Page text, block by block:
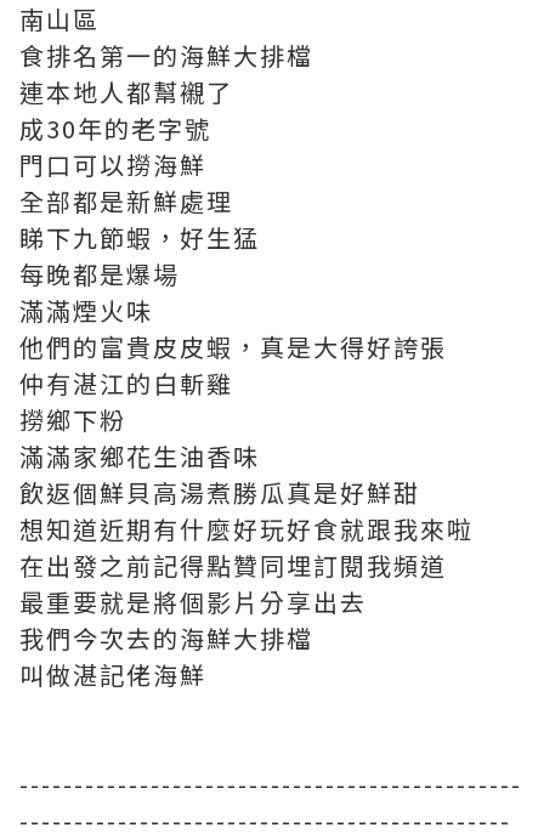
南山區
食排名第一的海鮮大排檔
連本地人都幫襯了
成30年的老字號
門口可以撈海鮮
全部都是新鮮處理
睇下九節蝦，好生猛
每晚都是爆場
滿滿煙火味
他們的富貴皮皮蝦，真是大得好誇張
仲有湛江的白斬雞
撈鄉下粉
滿滿家鄉花生油香味
飲返個鮮貝高湯煮勝瓜真是好鮮甜
想知道近期有什麼好玩好食就跟我來啦
在出發之前記得點贊同埋訂閱我頻道
最重要就是將個影片分享出去
我們今次去的海鮮大排檔
叫做湛記佬海鮮
----------------------------------------------
---------------------------------------------